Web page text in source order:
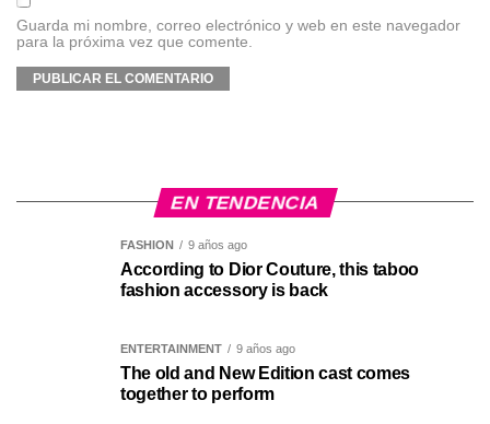
Guarda mi nombre, correo electrónico y web en este navegador
para la próxima vez que comente.
EN TENDENCIA
FASHION 9 años ago
According to Dior Couture, this taboo
fashion accessory is back
ENTERTAINMENT 9 años ago
The old and New Edition cast comes
together to perform